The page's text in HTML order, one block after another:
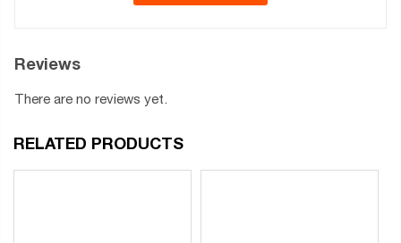
Reviews
There are no reviews yet.
RELATED PRODUCTS